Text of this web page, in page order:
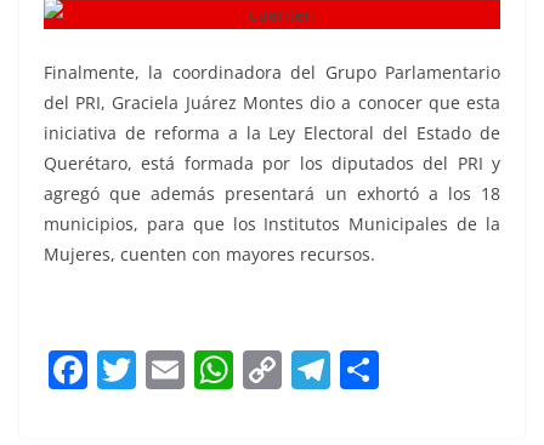
Finalmente, la coordinadora del Grupo Parlamentario
del PRI, Graciela Juárez Montes dio a conocer que esta
iniciativa de reforma a la Ley Electoral del Estado de
Querétaro, está formada por los diputados del PRI y
agregó que además presentará un exhortó a los 18
municipios, para que los Institutos Municipales de la
Mujeres, cuenten con mayores recursos.
F T E W C T